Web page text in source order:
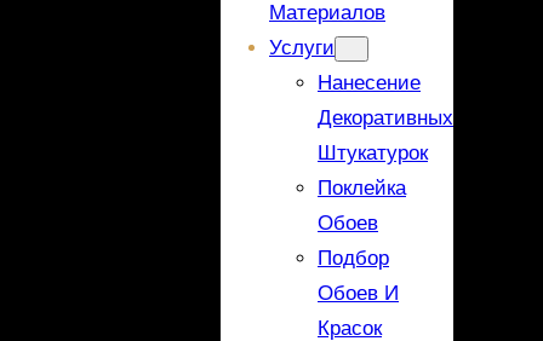
Материалов
Услуги
Нанесение
Декоративных
Штукатурок
Поклейка
Обоев
Подбор
Обоев И
Красок